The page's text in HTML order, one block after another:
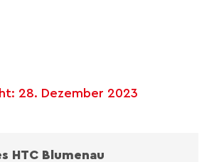
28. Dezember 2023
HTC Blumenau